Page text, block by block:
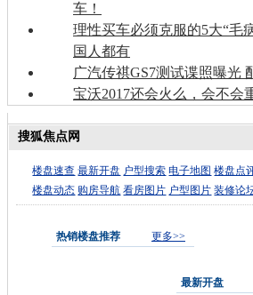
车！
理性买车必须克服的5大“毛
国人都有
广汽传祺GS7测试谍照曝光
宝沃2017还会火么，会不会
搜狐焦点网
楼盘速查 最新开盘 户型搜索 电子地图 楼盘点
楼盘动态 购房导航 看房图片 户型图片 装修论
热销楼盘推荐 更多>>
最新开盘